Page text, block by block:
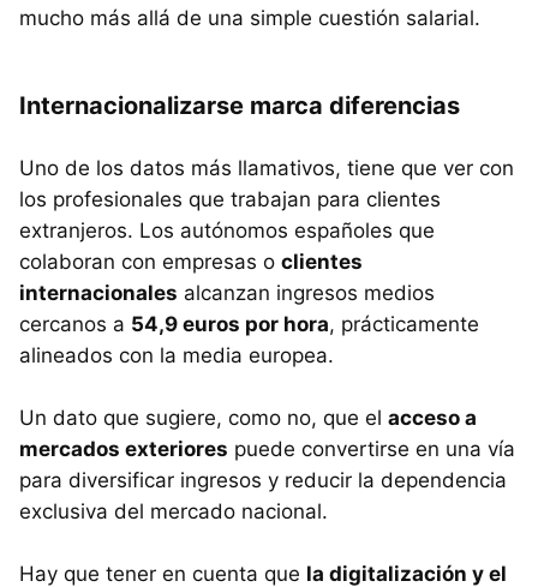
mucho más allá de una simple cuestión salarial.
Internacionalizarse marca diferencias
Uno de los datos más llamativos, tiene que ver con
los profesionales que trabajan para clientes
extranjeros. Los autónomos españoles que
colaboran con empresas o clientes
internacionales alcanzan ingresos medios
cercanos a 54,9 euros por hora, prácticamente
alineados con la media europea.
Un dato que sugiere, como no, que el acceso a
mercados exteriores puede convertirse en una vía
para diversificar ingresos y reducir la dependencia
exclusiva del mercado nacional.
Hay que tener en cuenta que la digitalización y el